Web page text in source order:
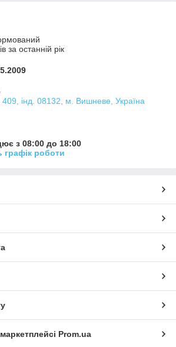
за останній рік
409, інд. 08132, м. Вишневе, Україна
з 08:00 до 18:00
графік роботи
Prom.ua